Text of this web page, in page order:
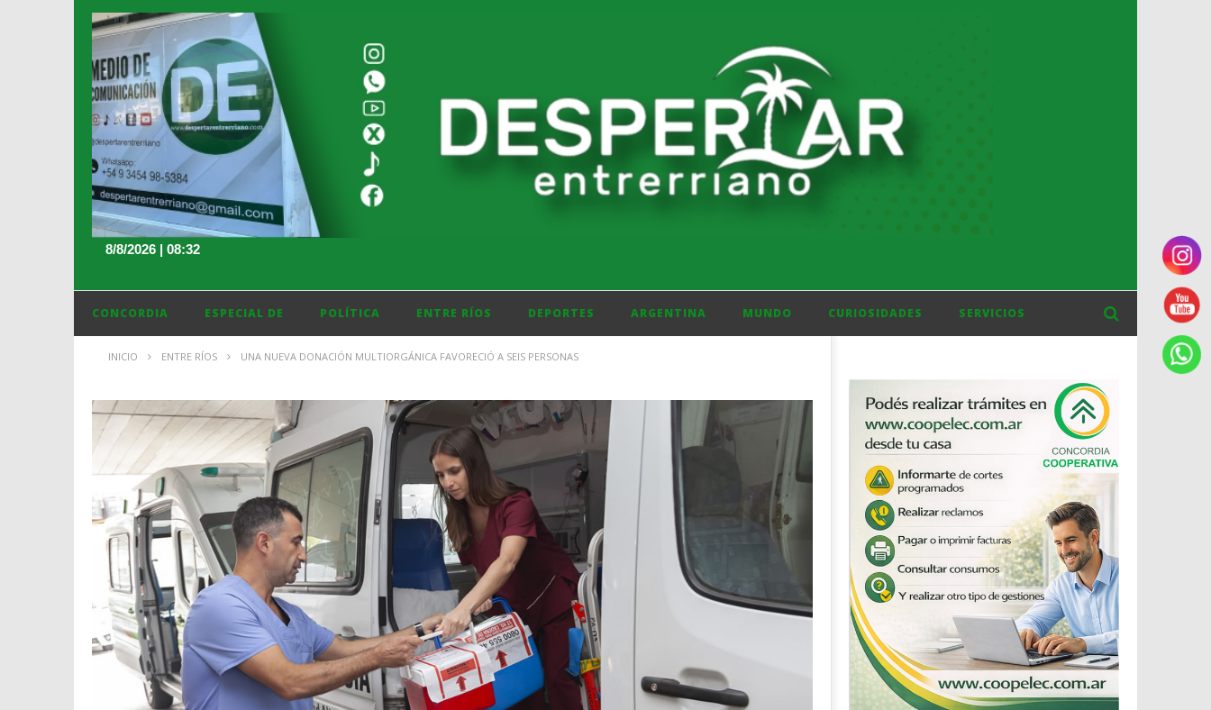
8/8/2026 | 08:32
CONCORDIA ESPECIAL DE POLÍTICA ENTRE RÍOS DEPORTES ARGENTINA MUNDO CURIOSIDADES SERVICIOS
INICIO ENTRE RÍOS UNA NUEVA DONACIÓN MULTIORGÁNICA FAVORECIÓ A SEIS PERSONAS